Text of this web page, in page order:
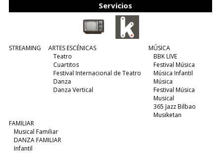
Servicios
STREAMING
ARTES ESCÉNICAS
Teatro
Cuartitos
Festival Internacional de Teatro
Danza
Danza Vertical
MÚSICA
BBK LIVE
Festival Música
Música Infantil
Música
Festival Música
Musical
365 Jazz Bilbao
Musiketan
FAMILIAR
Musical Familiar
DANZA FAMILIAR
Infantil